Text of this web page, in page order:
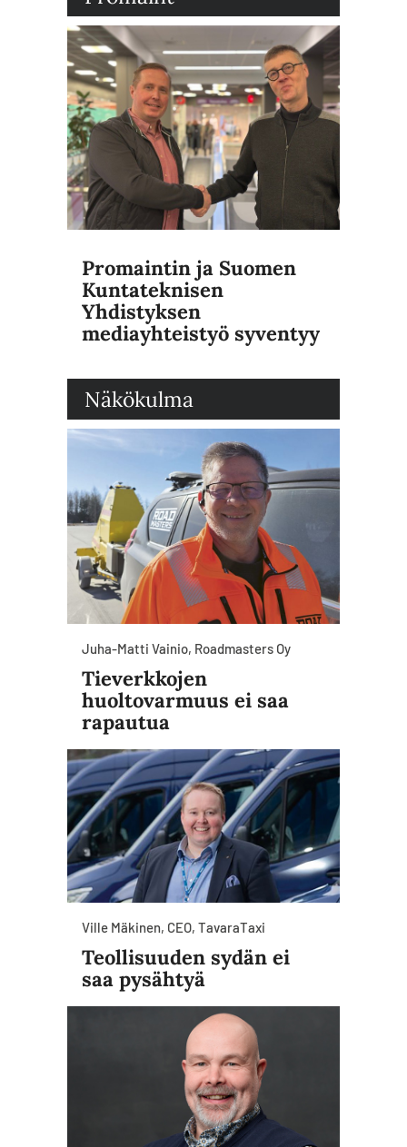
Promaintin ja Suomen
Kuntateknisen
Yhdistyksen
mediayhteistyö syventyy
Näkökulma
Juha-Matti Vainio, Roadmasters Oy
Tieverkkojen
huoltovarmuus ei saa
rapautua
Ville Mäkinen, CEO, TavaraTaxi
Teollisuuden sydän ei
saa pysähtyä